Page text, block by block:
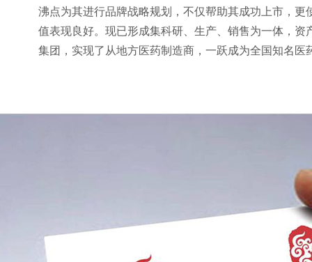
沸点为其进行品牌战略规划，不仅帮助其成功上市，
值表现良好。现已形成集科研、生产、销售为一体，资
集团，实现了从地方医药制造商，一跃成为全国知名医